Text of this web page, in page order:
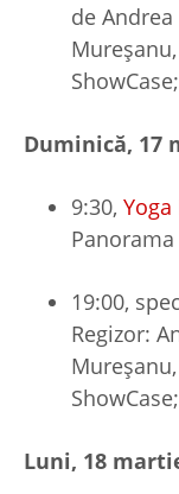
de
ShowCase;
Duminică, 17
9:30,
19:00,
Regizor:
ShowCase;
Luni, 18